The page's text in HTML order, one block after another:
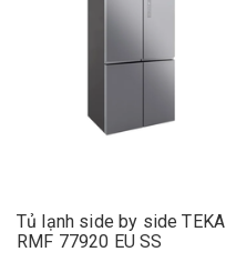
Tủ lạnh side by side TEKA
RMF 77920 EU SS